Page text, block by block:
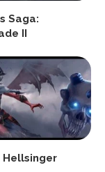
Saga:
II
Hellsinger